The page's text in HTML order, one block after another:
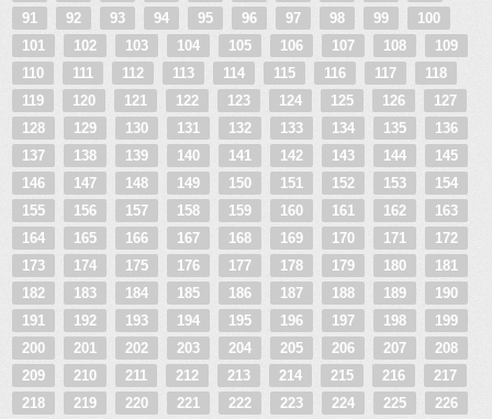
91
92 93 94 95 96 97 98 99
100
101
102 103 104 105 106 107 108
109
110
111 112 113 114 115 116 117
118
119
120 121 122 123 124 125 126
127
128
129 130 131 132 133 134 135
136
137
138 139 140 141 142 143 144
145
146
147 148 149 150 151 152 153
154
155
156 157 158 159 160 161 162
163
164
165 166 167 168 169 170 171
172
173
174 175 176 177 178 179 180
181
182
183 184 185 186 187 188 189
190
191
192 193 194 195 196 197 198
199
200
201 202 203 204 205 206 207
208
209
210 211 212 213 214 215 216
217
218
219 220 221 222 223 224 225
226